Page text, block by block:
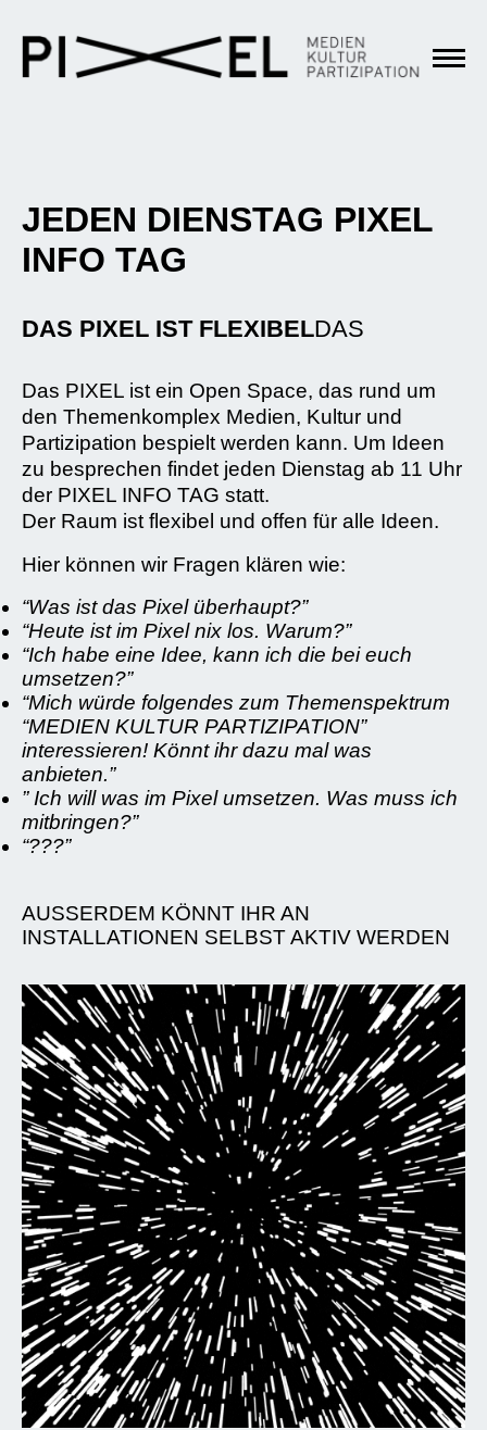
JEDEN DIENSTAG PIXEL
INFO TAG
DAS PIXEL IST FLEXIBELDAS
Das PIXEL ist ein Open Space, das rund um
den Themenkomplex Medien, Kultur und
Partizipation bespielt werden kann. Um Ideen
zu besprechen findet jeden Dienstag ab 11 Uhr
der PIXEL INFO TAG statt.
Der Raum ist flexibel und offen für alle Ideen.
Hier können wir Fragen klären wie:
“Was ist das Pixel überhaupt?”
“Heute ist im Pixel nix los. Warum?”
“Ich habe eine Idee, kann ich die bei euch
umsetzen?”
“Mich würde folgendes zum Themenspektrum
“MEDIEN KULTUR PARTIZIPATION”
interessieren! Könnt ihr dazu mal was
anbieten.”
” Ich will was im Pixel umsetzen. Was muss ich
mitbringen?”
“???”
AUSSERDEM KÖNNT IHR AN
INSTALLATIONEN SELBST AKTIV WERDEN